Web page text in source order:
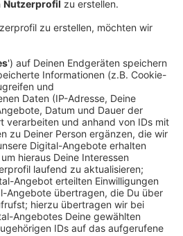
Über Schwalmtal,
wollen die Landwirte dann bis
fahren. Wie groß die
sein werden, das ließe sich
so die Kreispolizeibehörde
erheblichen Verzögerungen
auch schon deutlich vor
Dieser startet um 9 Uhr im
wird er in Krefeld